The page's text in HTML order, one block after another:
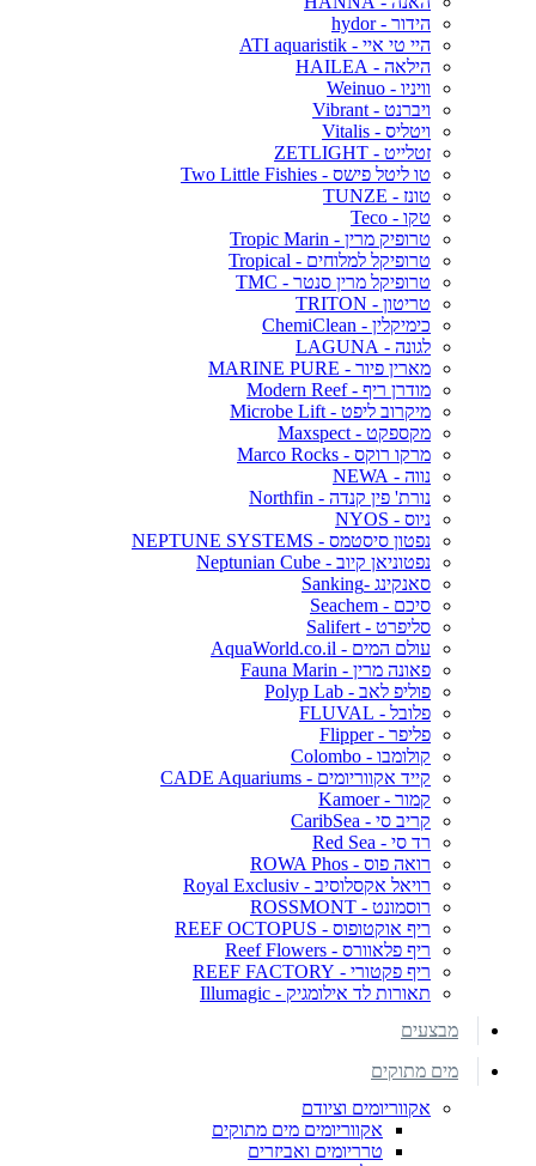
הידור - hydor
היי טי איי - ATI aquaristik
הילאה - HAILEA
וויניו - Weinuo
ויברנט - Vibrant
ויטליס - Vitalis
זטלייט - ZETLIGHT
טו ליטל פישס - Two Little Fishies
טונז - TUNZE
טקו - Teco
טרופיק מרין - Tropic Marin
טרופיקל למלוחים - Tropical
טרופיקל מרין סנטר - TMC
טריטון - TRITON
כימיקלין - ChemiClean
לגונה - LAGUNA
מארין פיור - MARINE PURE
מודרן ריף - Modern Reef
מיקרוב ליפט - Microbe Lift
מקספקט - Maxspect
מרקו רוקס - Marco Rocks
נווה - NEWA
נורת' פין קנדה - Northfin
ניוס - NYOS
נפטון סיסטמס - NEPTUNE SYSTEMS
נפטוניאן קיוב - Neptunian Cube
סאנקינג -Sanking
סיכם - Seachem
סליפרט - Salifert
עולם המים - AquaWorld.co.il
פאונה מרין - Fauna Marin
פוליפ לאב - Polyp Lab
פלובל - FLUVAL
פליפר - Flipper
קולומבו - Colombo
קייד אקווריומים - CADE Aquariums
קמור - Kamoer
קריב סי - CaribSea
רד סי - Red Sea
רואה פוס - ROWA Phos
רויאל אקסלוסיב - Royal Exclusiv
רוסמונט - ROSSMONT
ריף אוקטופוס - REEF OCTOPUS
ריף פלאוורס - Reef Flowers
ריף פקטורי - REEF FACTORY
תאורות לד אילומגיק - Illumagic
מבצעים
מים מתוקים
אקווריומים וציודם
אקווריומים מים מתוקים
טרריומים ואביזרים